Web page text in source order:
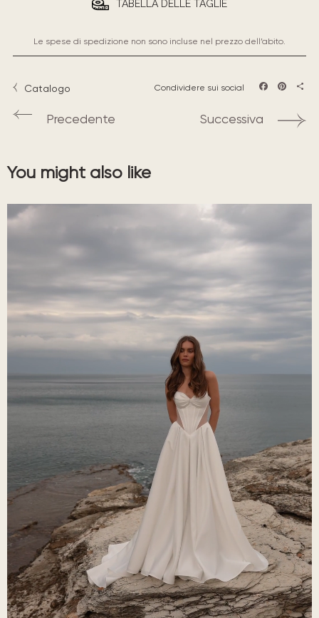
TABELLA DELLE TAGLIE
Le spese di spedizione non sono incluse nel prezzo dell’abito.
Catalogo Condividere sui social
Precedente Successiva
You might also like